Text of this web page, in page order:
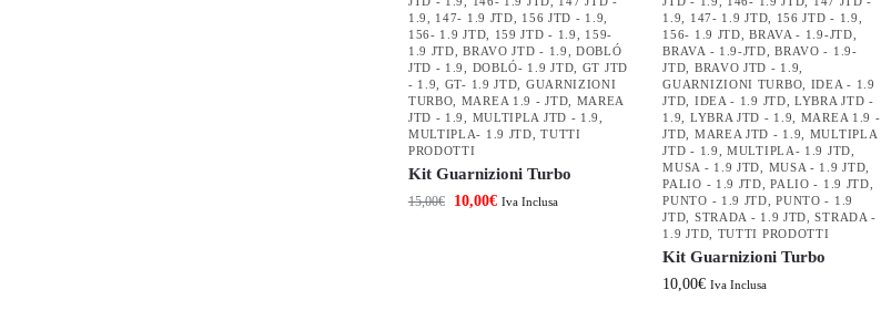
1.9
147- 1.9 JTD 156 JTD - 1.9
156- 1.9 JTD
159 JTD - 1.9
159-
1.9 JTD ,BRAVO JTD - 1.9 ,DOBLÓ
JTD - 1.9
DOBLÓ- 1.9 JTD
GT JTD
- 1.9
GT- 1.9 JTD
GUARNIZIONI
TURBO
MAREA 1.9 - JTD
MAREA
JTD - 1.9
MULTIPLA JTD - 1.9
MULTIPLA- 1.9 JTD ,TUTTI
PRODOTTI
Kit Guarnizioni Turbo
15,00€ 10,00€ Iva Inclusa
1.9
147- 1.9 JTD 156 JTD - 1.9
156- 1.9 JTD ,BRAVA - 1.9-JTD
BRAVA - 1.9-JTD ,BRAVO - 1.9-
JTD
BRAVO JTD - 1.9
GUARNIZIONI TURBO
IDEA - 1.9
JTD
IDEA - 1.9 JTD ,LYBRA JTD -
1.9
LYBRA JTD - 1.9
MAREA 1.9 -
JTD
MAREA JTD - 1.9
MULTIPLA
JTD - 1.9
,MULTIPLA- 1.9 JTD
MUSA - 1.9 JTD
MUSA - 1.9 JTD
PALIO - 1.9 JTD ,PALIO - 1.9 JTD
PUNTO - 1.9 JTD ,PUNTO - 1.9
JTD
STRADA - 1.9 JTD ,STRADA -
1.9 JTD
TUTTI PRODOTTI
Kit Guarnizioni Turbo
10,00€ Iva Inclusa